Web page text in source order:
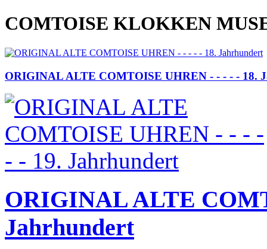
COMTOISE KLOKKEN
ORIGINAL ALTE COMTOISE UHREN - - - - - 18.
ORIGINAL ALTE
Jahrhundert